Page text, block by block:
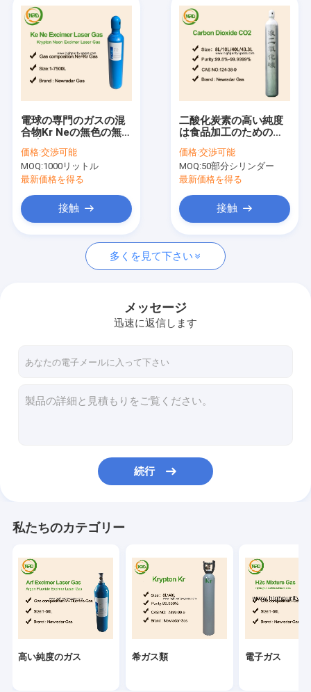
製品
企業情報
会社案内
見積依頼
同位体ガス
専門のガス装置
電球の専門のガスの混
合物Kr Neの無色の無臭
価格:交渉可能
MOQ:1000リットル
最新価格を得る
接触
二酸化炭素の高い純度
は食品加工のための炭
にガスを供給する
価格:交渉可能
MOQ:50部分シリンダー
最新価格を得る
接触
多くを見て下さい
メッセージ
迅速に返信します
続行
私たちのカテゴリー
高い純度のガス 希ガス類 電子ガス